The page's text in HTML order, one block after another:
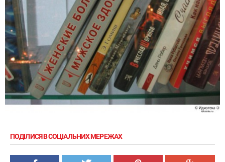
ПОДІЛИСЯ В СОЦІАЛЬНИХ МЕРЕЖАХ